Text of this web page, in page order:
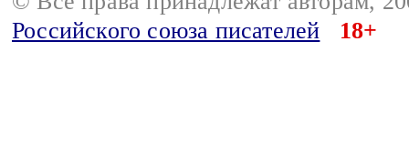
Российского союза писателей
18+